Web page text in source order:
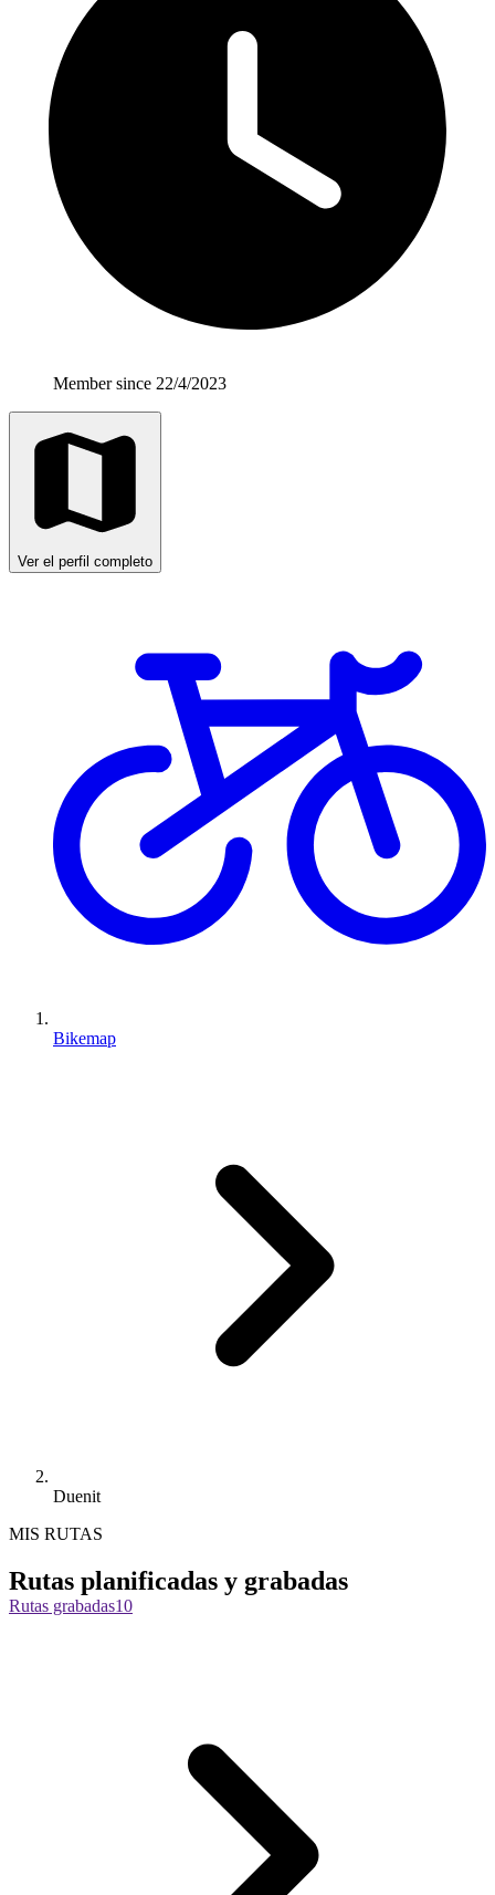
Member since 22/4/2023
Ver el perfil completo
Bikemap
Duenit
MIS RUTAS
Rutas planificadas y grabadas
Rutas grabadas10